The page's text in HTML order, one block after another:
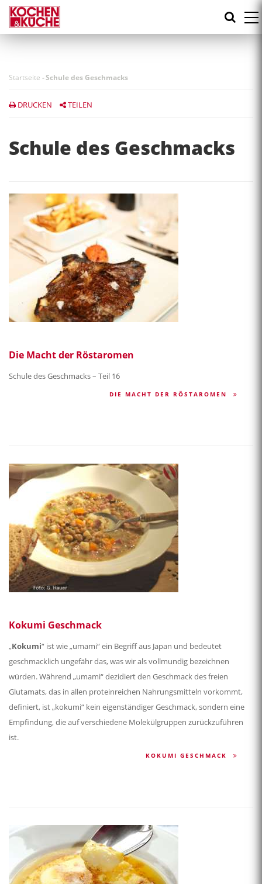
Direkt
zum
Inhalt
Startseite -Schule des Geschmacks
DRUCKEN TEILEN
Schule des Geschmacks
Die Macht der Röstaromen
Schule des Geschmacks – Teil 16
DIE MACHT DER RÖSTAROMEN
Kokumi Geschmack
„Kokumi“ ist wie „umami“ ein Begriff aus Japan und bedeutet
geschmacklich ungefähr das, was wir als vollmundig bezeichnen
würden. Während „umami“ dezidiert den Geschmack des freien
Glutamats, das in allen proteinreichen Nahrungsmitteln vorkommt,
definiert, ist „kokumi“ kein eigenständiger Geschmack, sondern eine
Empfindung, die auf verschiedene Molekülgruppen zurückzuführen
ist.
KOKUMI GESCHMACK